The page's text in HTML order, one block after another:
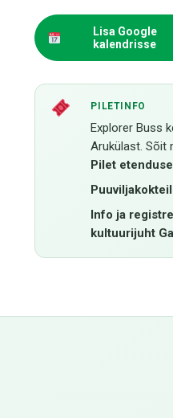
Lisa Google
kalendrisse
PILETINFO
Explorer Buss
Arukülast. Sõit
Pilet
Info ja
kultuurijuht